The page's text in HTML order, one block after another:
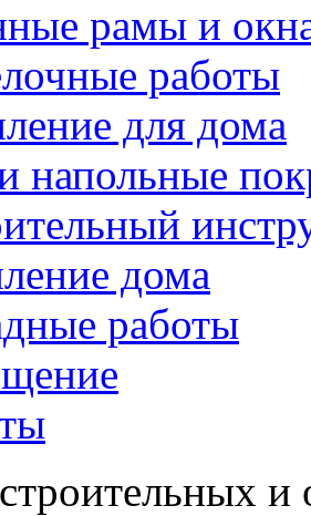
рамы и
работы
для дома
напольные
дома
работы
и